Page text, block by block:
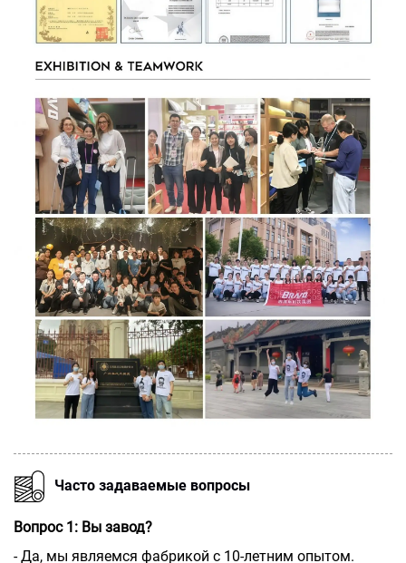
Часто задаваемые вопросы
Вопрос 1: Вы завод?
- Да, мы являемся фабрикой с 10-летним опытом.